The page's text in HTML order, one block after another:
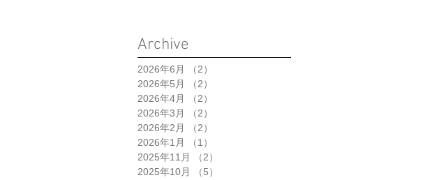
Archive
2026年6月 （2）
2026年5月
（2）
2026年4月
（2）
2026年3月
（2）
2026年2月
（2）
2026年1月
（1）
2025年11月
（2）
2025年10月
（5）